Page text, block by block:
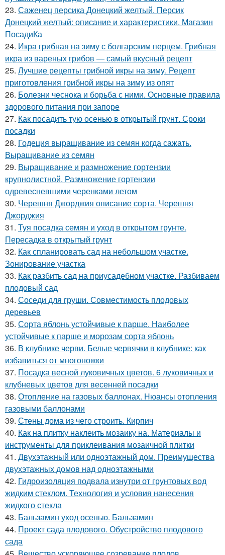
23. Саженец персика Донецкий желтый. Персик
Донецкий желтый: описание и характеристики. Магазин
ПосадиКа
24. Икра грибная на зиму с болгарским перцем. Грибная
икра из вареных грибов — самый вкусный рецепт
25. Лучшие рецепты грибной икры на зиму. Рецепт
приготовления грибной икры на зиму из опят
26. Болезни чеснока и борьба с ними. Основные правила
здорового питания при запоре
27. Как посадить тую осенью в открытый грунт. Сроки
посадки
28. Годеция выращивание из семян когда сажать.
Выращивание из семян
29. Выращивание и размножение гортензии
крупнолистной. Размножение гортензии
одревесневшими черенками летом
30. Черешня Джорджия описание сорта. Черешня
Джорджия
31. Туя посадка семян и уход в открытом грунте.
Пересадка в открытый грунт
32. Как спланировать сад на небольшом участке.
Зонирование участка
33. Как разбить сад на приусадебном участке. Разбиваем
плодовый сад
34. Соседи для груши. Совместимость плодовых
деревьев
35. Сорта яблонь устойчивые к парше. Наиболее
устойчивые к парше и морозам сорта яблонь
36. В клубнике черви. Белые червячки в клубнике: как
избавиться от многоножки
37. Посадка весной луковичных цветов. 6 луковичных и
клубневых цветов для весенней посадки
38. Отопление на газовых баллонах. Нюансы отопления
газовыми баллонами
39. Стены дома из чего строить. Кирпич
40. Как на плитку наклеить мозаику на. Материалы и
инструменты для приклеивания мозаичной плитки
41. Двухэтажный или одноэтажный дом. Преимущества
двухэтажных домов над одноэтажными
42. Гидроизоляция подвала изнутри от грунтовых вод
жидким стеклом. Технология и условия нанесения
жидкого стекла
43. Бальзамин уход осенью. Бальзамин
44. Проект сада плодового. Обустройство плодового
сада